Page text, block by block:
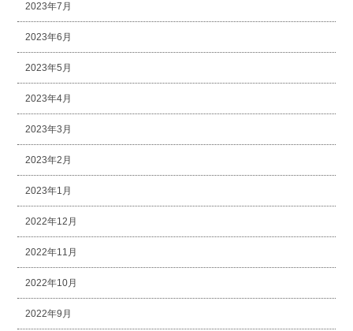
2023年7月
2023年6月
2023年5月
2023年4月
2023年3月
2023年2月
2023年1月
2022年12月
2022年11月
2022年10月
2022年9月